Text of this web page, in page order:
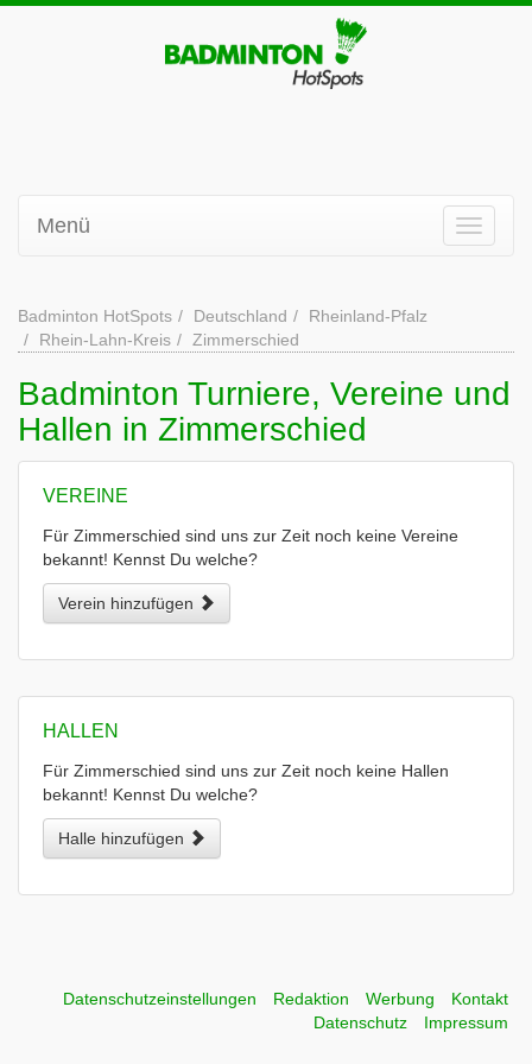
Menü
Badminton HotSpots Deutschland
Rheinland-Pfalz
Rhein-Lahn-Kreis
Zimmerschied
Badminton Turniere, Vereine und
Hallen in Zimmerschied
VEREINE
Für Zimmerschied sind uns zur Zeit noch keine Vereine
bekannt! Kennst Du welche?
Verein hinzufügen
HALLEN
Für Zimmerschied sind uns zur Zeit noch keine Hallen
bekannt! Kennst Du welche?
Halle hinzufügen
Datenschutzeinstellungen Redaktion Werbung
Kontakt
Datenschutz
Impressum